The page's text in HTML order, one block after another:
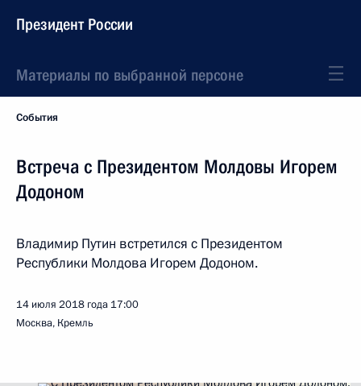
Президент России
Материалы по выбранной персоне
События
Встреча с Президентом Молдовы Игорем
Додоном
Владимир Путин встретился с Президентом
Республики Молдова Игорем Додоном.
14 июля 2018 года 17:00
Москва, Кремль